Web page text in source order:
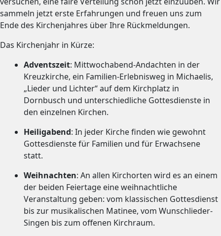
sammeln jetzt erste Erfahrungen und freuen uns zum
Ende des Kirchenjahres über Ihre Rückmeldungen.
Das Kirchenjahr in Kürze:
Adventszeit: Mittwochabend-Andachten in der
Kreuzkirche, ein Familien-Erlebnisweg in Michaelis,
„Lieder und Lichter“ auf dem Kirchplatz in
Dornbusch und unterschiedliche Gottesdienste in
den einzelnen Kirchen.
Heiligabend: In jeder Kirche finden wie gewohnt
Gottesdienste für Familien und für Erwachsene
statt.
Weihnachten: An allen Kirchorten wird es an einem
der beiden Feiertage eine weihnachtliche
Veranstaltung geben: vom klassischen Gottesdienst
bis zur musikalischen Matinee, vom Wunschlieder-
Singen bis zum offenen Kirchraum.